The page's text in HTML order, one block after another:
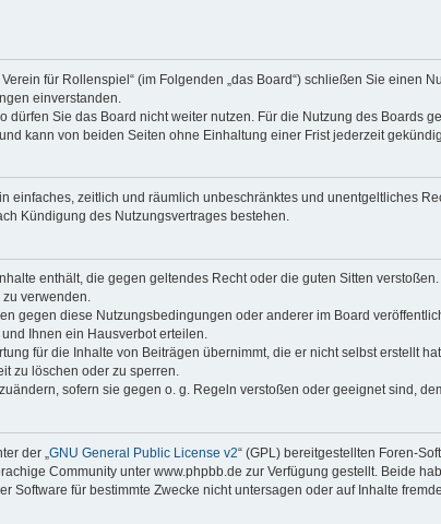
für Rollenspiel“ (im Folgenden „das Board“) schließen Sie einen
einverstanden.
Sie das Board nicht weiter nutzen. Für die Nutzung des Boards
kann von beiden Seiten ohne Einhaltung einer Frist jederzeit
einfaches, zeitlich und räumlich unbeschränktes und unentgeltliches
Kündigung des Nutzungsvertrages bestehen.
enthält, die gegen geltendes Recht oder die guten Sitten
zu verwenden.
gegen diese Nutzungsbedingungen oder anderer im Board
Ihnen ein Hausverbot erteilen.
für die Inhalte von Beiträgen übernimmt, die er nicht selbst erstellt
zu löschen oder zu sperren.
sofern sie gegen o. g. Regeln verstoßen oder geeignet sind,
der „ GNU General Public License v2“ (GPL) bereitgestellten Foren-
Community unter www.phpbb.de zur Verfügung gestellt. Beide
für bestimmte Zwecke nicht untersagen oder auf Inhalte